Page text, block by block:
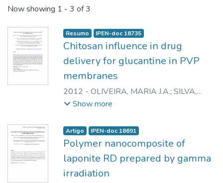
Now showing 1 - 3 of 3
Resumo IPEN-doc 18735
Chitosan influence in drug
delivery for glucantine in PVP
membranes
2012 - OLIVEIRA, MARIA J.A.; SILVA,
ESTEFANIA O.
ADEMAR B.;PARRA, DUCLERC F.
Show more
Artigo IPEN-doc 18691
Polymer nanocomposite of
laponite RD prepared by gamma
irradiation